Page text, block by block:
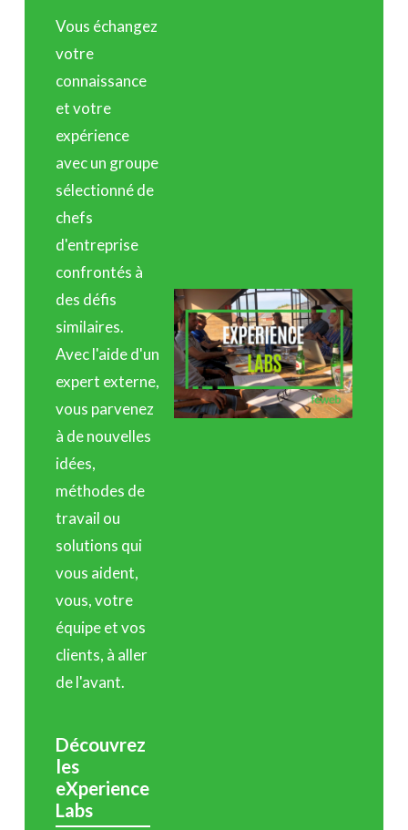
Vous échangez
votre
connaissance
et votre
expérience
avec un groupe
sélectionné de
chefs
d'entreprise
confrontés à
des défis
similaires.
Avec l'aide d'un
expert externe,
vous parvenez
à de nouvelles
idées,
méthodes de
travail ou
solutions qui
vous aident,
vous, votre
équipe et vos
clients, à aller
de l'avant.
Découvrez
les
eXperience
Labs